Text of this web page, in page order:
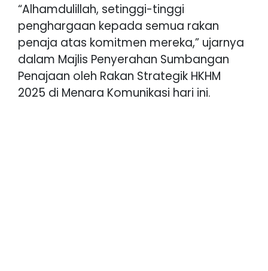
“Alhamdulillah, setinggi-tinggi
penghargaan kepada semua rakan
penaja atas komitmen mereka,” ujarnya
dalam Majlis Penyerahan Sumbangan
Penajaan oleh Rakan Strategik HKHM
2025 di Menara Komunikasi hari ini.